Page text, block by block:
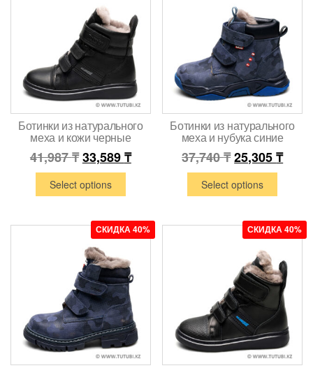
Ботинки из натурального
меха и кожи черные
41,987₸33,589₸
Select options
Ботинки из натурального
меха и нубука синие
37,740₸25,305₸
Select options
СКИДКА 40% СКИДКА 40%